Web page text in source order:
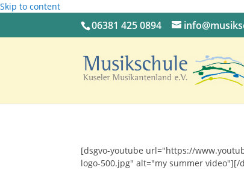
Skip to content
06381 425 0894
[dsgvo-youtube url="https://
logo-500.jpg" alt="my summer video"][/